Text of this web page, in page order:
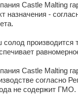
Castle Malting
назначения -
солод производится
Castle Malting
согласно
не содержит ГМО.